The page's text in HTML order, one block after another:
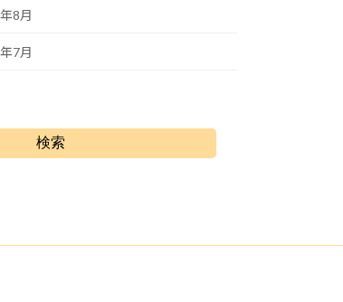
8月
7月
検索